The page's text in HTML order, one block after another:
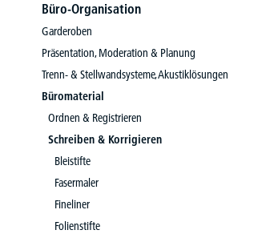
Büro-Organisation
Garderoben
Präsentation, Moderation & Planung
Trenn- & Stellwandsysteme, Akustiklösungen
Büromaterial
Ordnen & Registrieren
Schreiben & Korrigieren
Bleistifte
Fasermaler
Fineliner
Folienstifte